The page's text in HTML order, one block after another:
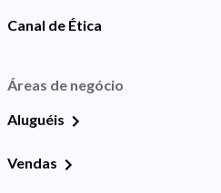
Canal de Ética
Áreas de negócio
Aluguéis
Vendas